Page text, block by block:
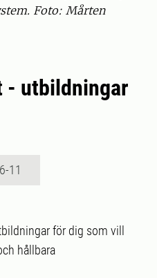
Foto: Mårten
- utbildningar
11
för dig som vill
hållbara